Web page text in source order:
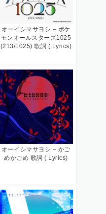
オーイシマサヨシ – ポケ
モンオールスターズ1025
(213/1025) 歌詞 ( Lyrics)
オーイシマサヨシ – かご
めかごめ 歌詞 ( Lyrics)